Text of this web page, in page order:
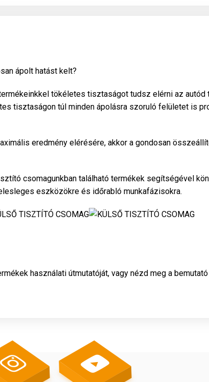
ápolt hatást kelt?
tökéletes tisztaságot tudsz elérni az autód
tisztaságon túl minden ápolásra szoruló felületet is
eredmény elérésére, akkor a gondosan
csomagunkban található termékek segítségével
eszközökre és időrabló munkafázisokra.
használati útmutatóját, vagy nézd meg a